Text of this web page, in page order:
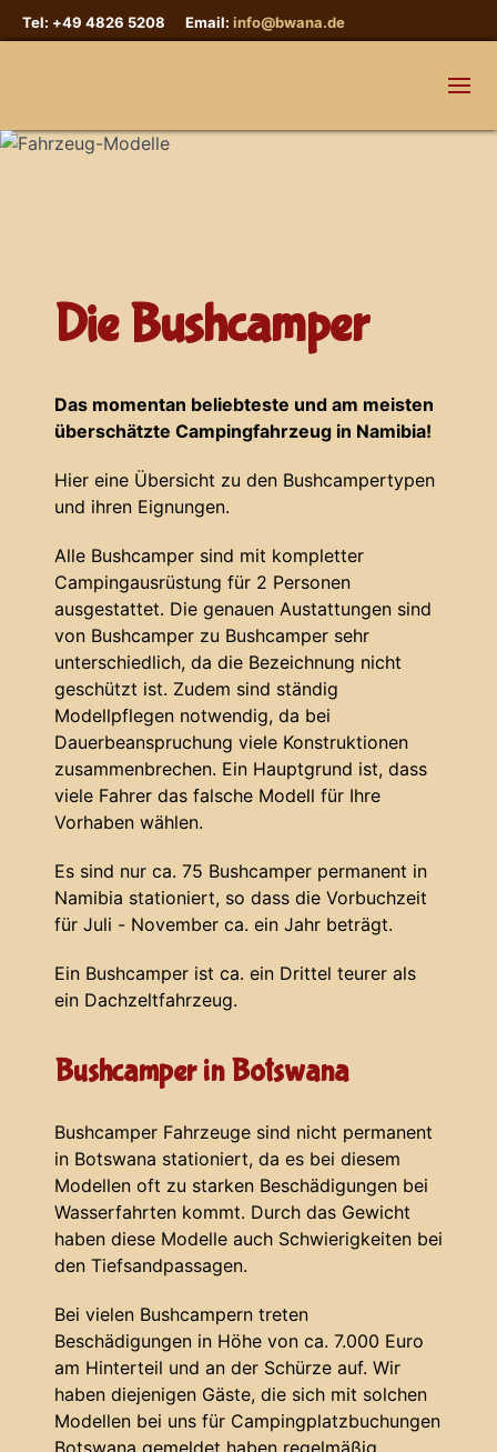
Tel: +49 4826 5208 Email: info@bwana.de
Die Bushcamper
Das momentan beliebteste und am meisten
überschätzte Campingfahrzeug in Namibia!
Hier eine Übersicht zu den Bushcampertypen
und ihren Eignungen.
Alle Bushcamper sind mit kompletter
Campingausrüstung für 2 Personen
ausgestattet. Die genauen Austattungen sind
von Bushcamper zu Bushcamper sehr
unterschiedlich, da die Bezeichnung nicht
geschützt ist. Zudem sind ständig
Modellpflegen notwendig, da bei
Dauerbeanspruchung viele Konstruktionen
zusammenbrechen. Ein Hauptgrund ist, dass
viele Fahrer das falsche Modell für Ihre
Vorhaben wählen.
Es sind nur ca. 75 Bushcamper permanent in
Namibia stationiert, so dass die Vorbuchzeit
für Juli - November ca. ein Jahr beträgt.
Ein Bushcamper ist ca. ein Drittel teurer als
ein Dachzeltfahrzeug.
Bushcamper in Botswana
Bushcamper Fahrzeuge sind nicht permanent
in Botswana stationiert, da es bei diesem
Modellen oft zu starken Beschädigungen bei
Wasserfahrten kommt. Durch das Gewicht
haben diese Modelle auch Schwierigkeiten bei
den Tiefsandpassagen.
Bei vielen Bushcampern treten
Beschädigungen in Höhe von ca. 7.000 Euro
am Hinterteil und an der Schürze auf. Wir
haben diejenigen Gäste, die sich mit solchen
Modellen bei uns für Campingplatzbuchungen
Botswana gemeldet haben regelmäßig